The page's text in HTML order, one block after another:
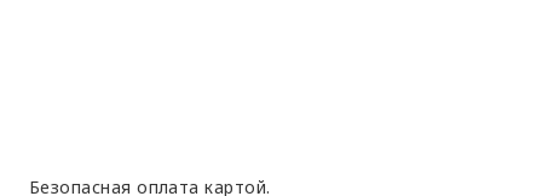
Безопасная оплата картой.